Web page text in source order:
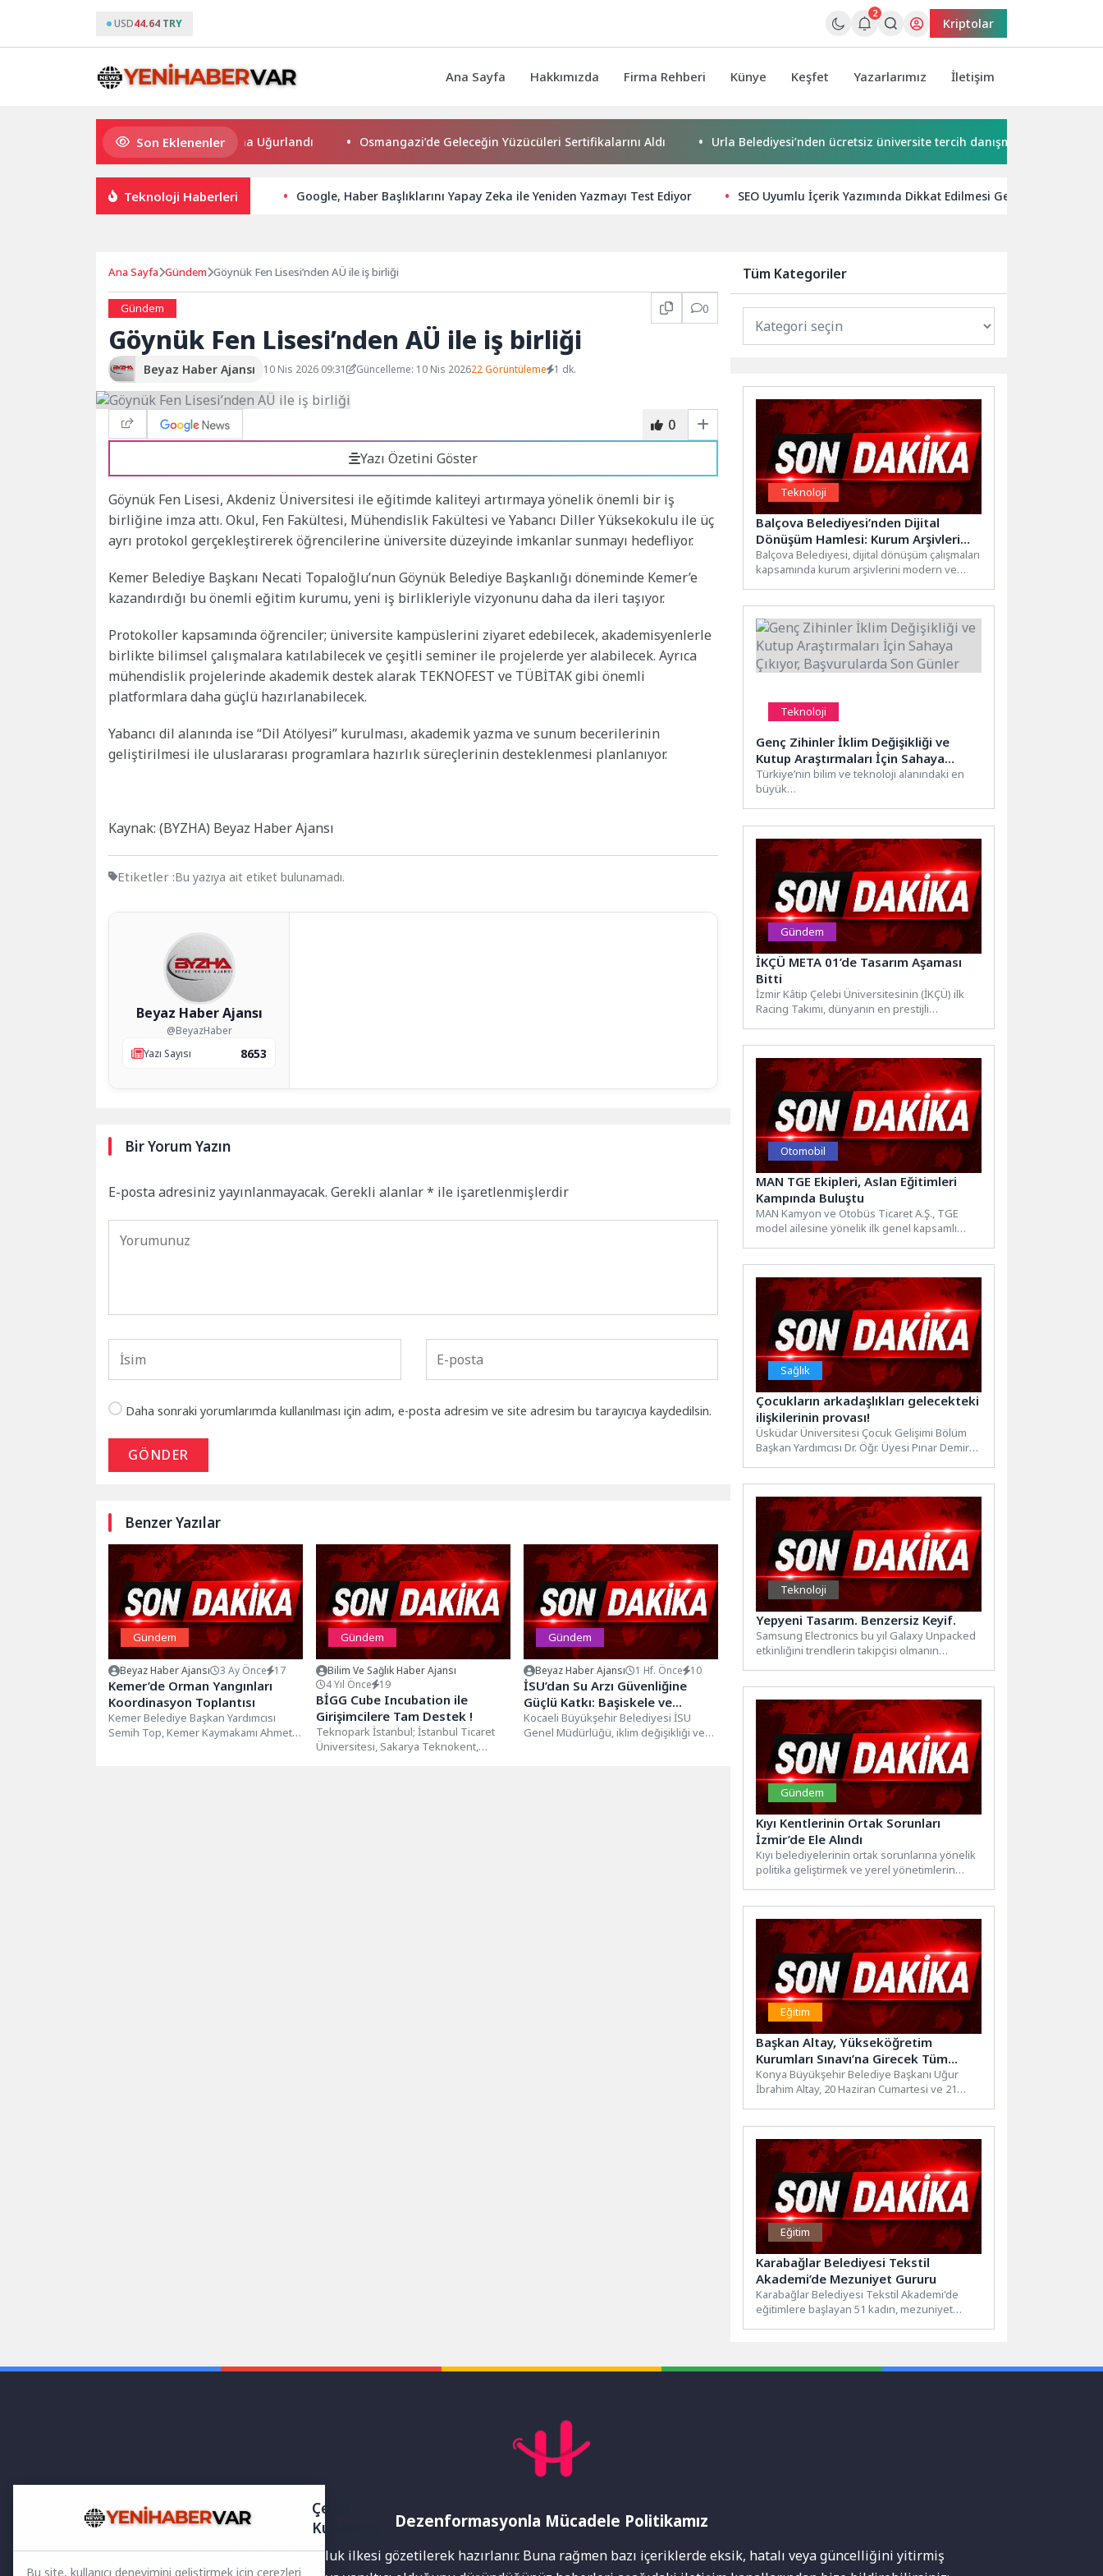
USD44.64 TRY
2
Kriptolar
Ana Sayfa Hakkımızda Firma Rehberi Künye Keşfet Yazarlarımız İletişim
Son Eklenenler
Bilgesu Erenus Son Yolculuğuna Uğurlandı Osmangazi’de Geleceğin Yüzücüleri Sertifikalarını Aldı Urla Belediyesi’nden ücretsiz üniversite tercih danışmanlığı
Teknoloji Haberleri Google, Haber Başlıklarını Yapay Zeka ile Yeniden Yazmayı Test Ediyor SEO Uyumlu İçerik Yazımında Dikkat Edilmesi Gerekenler
Ana Sayfa Gündem Göynük Fen Lisesi’nden AÜ ile iş birliği
Gündem 0
Göynük Fen Lisesi’nden AÜ ile iş birliği
Beyaz Haber Ajansı 10 Nis 2026 09:31 Güncelleme: 10 Nis 202622 Görüntüleme 1 dk.
0
Yazı Özetini Göster
Göynük Fen Lisesi, Akdeniz Üniversitesi ile eğitimde kaliteyi artırmaya yönelik önemli bir iş
birliğine imza attı. Okul, Fen Fakültesi, Mühendislik Fakültesi ve Yabancı Diller Yüksekokulu ile üç
ayrı protokol gerçekleştirerek öğrencilerine üniversite düzeyinde imkanlar sunmayı hedefliyor.
Kemer Belediye Başkanı Necati Topaloğlu’nun Göynük Belediye Başkanlığı döneminde Kemer’e
kazandırdığı bu önemli eğitim kurumu, yeni iş birlikleriyle vizyonunu daha da ileri taşıyor.
Protokoller kapsamında öğrenciler; üniversite kampüslerini ziyaret edebilecek, akademisyenlerle
birlikte bilimsel çalışmalara katılabilecek ve çeşitli seminer ile projelerde yer alabilecek. Ayrıca
mühendislik projelerinde akademik destek alarak TEKNOFEST ve TÜBİTAK gibi önemli
platformlara daha güçlü hazırlanabilecek.
Yabancı dil alanında ise “Dil Atölyesi” kurulması, akademik yazma ve sunum becerilerinin
geliştirilmesi ile uluslararası programlara hazırlık süreçlerinin desteklenmesi planlanıyor.
Kaynak: (BYZHA) Beyaz Haber Ajansı
Etiketler :Bu yazıya ait etiket bulunamadı.
Beyaz Haber Ajansı
@BeyazHaber
Yazı Sayısı
8653
Bir Yorum Yazın
E-posta adresiniz yayınlanmayacak. Gerekli alanlar* ile işaretlenmişlerdir
Daha sonraki yorumlarımda kullanılması için adım, e-posta adresim ve site adresim bu tarayıcıya kaydedilsin.
GÖNDER
Benzer Yazılar
Gündem
Beyaz Haber Ajansı 3 Ay Önce 17
Kemer’de Orman Yangınları
Koordinasyon Toplantısı
Kemer Belediye Başkan Yardımcısı
Semih Top, Kemer Kaymakamı Ahmet
Gündem
Bilim Ve Sağlık Haber Ajansı
4 Yıl Önce 19
BİGG Cube Incubation ile
Girişimcilere Tam Destek !
Teknopark İstanbul; İstanbul Ticaret
Üniversitesi, Sakarya Teknokent,
Gündem
Beyaz Haber Ajansı 1 Hf. Önce 10
İSU’dan Su Arzı Güvenliğine
Güçlü Katkı: Başiskele ve
Kartepe’de Yeni Derin Kuyu
Yatırımları Sürüyor
Kocaeli Büyükşehir Belediyesi İSU
Genel Müdürlüğü, iklim değişikliği ve
Tüm Kategoriler
Teknoloji
Balçova Belediyesi’nden Dijital
Dönüşüm Hamlesi: Kurum Arşivleri
Tek Çatıda Toplanıyor
Balçova Belediyesi, dijital dönüşüm çalışmaları
kapsamında kurum arşivlerini modern ve
Teknoloji
Genç Zihinler İklim Değişikliği ve
Kutup Araştırmaları İçin Sahaya
Çıkıyor, Başvurularda Son Günler
Türkiye’nin bilim ve teknoloji alanındaki en
büyük
Gündem
İKÇÜ META 01’de Tasarım Aşaması
Bitti
İzmir Kâtip Çelebi Üniversitesinin (İKÇÜ) ilk
Racing Takımı, dünyanın en prestijli
Otomobil
MAN TGE Ekipleri, Aslan Eğitimleri
Kampında Buluştu
MAN Kamyon ve Otobüs Ticaret A.Ş., TGE
model ailesine yönelik ilk genel kapsamlı
Sağlık
Çocukların arkadaşlıkları gelecekteki
ilişkilerinin provası!
Üsküdar Üniversitesi Çocuk Gelişimi Bölüm
Başkan Yardımcısı Dr. Öğr. Üyesi Pınar Demir
Teknoloji
Yepyeni Tasarım. Benzersiz Keyif.
Samsung Electronics bu yıl Galaxy Unpacked
etkinliğini trendlerin takipçisi olmanın
Gündem
Kıyı Kentlerinin Ortak Sorunları
İzmir’de Ele Alındı
Kıyı belediyelerinin ortak sorunlarına yönelik
politika geliştirmek ve yerel yönetimlerin
Eğitim
Başkan Altay, Yükseköğretim
Kurumları Sınavı’na Girecek Tüm
Gençlere Başarılar Diledi
Konya Büyükşehir Belediye Başkanı Uğur
İbrahim Altay, 20 Haziran Cumartesi ve 21
Eğitim
Karabağlar Belediyesi Tekstil
Akademi’de Mezuniyet Gururu
Karabağlar Belediyesi Tekstil Akademi'de
eğitimlere başlayan 51 kadın, mezuniyet
Dezenformasyonla Mücadele Politikamız
Yayınlanan haberler doğruluk ilkesi gözetilerek hazırlanır. Buna rağmen bazı içeriklerde eksik, hatalı veya güncelliğini yitirmiş
Çerez
Kullanımı
Bu site, kullanıcı deneyimini geliştirmek için çerezleri